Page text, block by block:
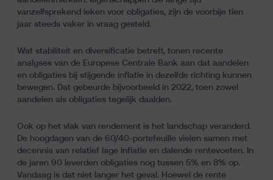
vanzelfsprekend leken voor obligaties, zijn de voorbije tien
jaar steeds vaker in vraag gesteld.
Wat stabiliteit en diversificatie betreft, tonen recente
analyses van de Europese Centrale Bank aan dat aandelen
en obligaties bij stijgende inflatie in dezelfde richting kunnen
bewegen. Dat gebeurde bijvoorbeeld in 2022, toen zowel
aandelen als obligaties tegelijk daalden.
Ook op het vlak van rendement is het landschap veranderd.
De hoogdagen van de 60/40-portefeuille vielen samen met
decennia van relatief lage inflatie en dalende rentevoeten. In
de jaren 90 leverden obligaties nog tussen 5% en 8% op.
Vandaag is dat niet langer het geval. Hoewel de rente